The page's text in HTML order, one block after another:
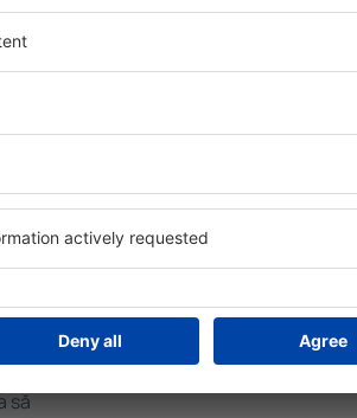
de
veți
Ce fel de facilităţi
Hotelurile în St. Stephen
oaspeți. Cele mai
cu SPA, mini bar/seif în
masa, zonă de joacă
informative despre cele
zonă. Unele proprietăți
Uneori, acestea
să
Cât costă o noapte